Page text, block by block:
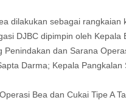
dilakukan sebagai
DJBC dipimpin oleh
Penindakan dan Sarana
Darma; Kepala
Bea dan Cukai Tipe A